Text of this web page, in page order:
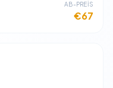
​AB-PREİS
€67